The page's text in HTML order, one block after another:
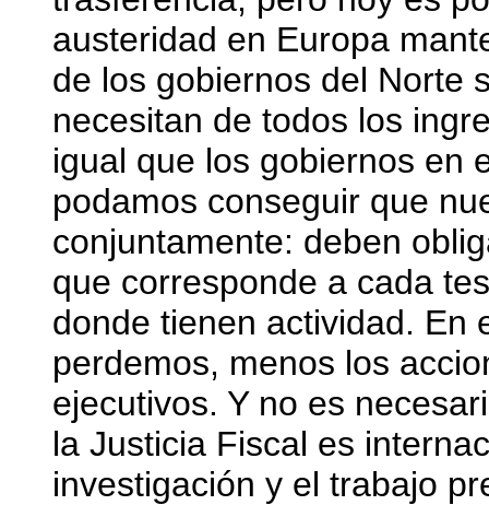
austeridad en Europa
de los gobiernos del Norte
necesitan de todos los
igual que los gobiernos en
podamos conseguir que
conjuntamente: deben
que corresponde a cada
donde tienen actividad. En
perdemos, menos los
ejecutivos. Y no es
la Justicia Fiscal es
investigación y el trabajo